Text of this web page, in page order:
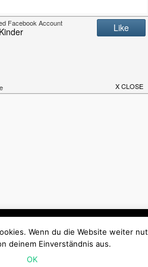
die Cookies aber auch ablehnen!
Akzeptieren
Wenn du die Website weiter
deinem Einverständnis aus.
OK